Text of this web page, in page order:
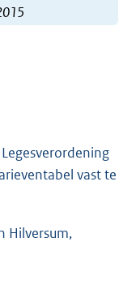
vast te
Hilversum,